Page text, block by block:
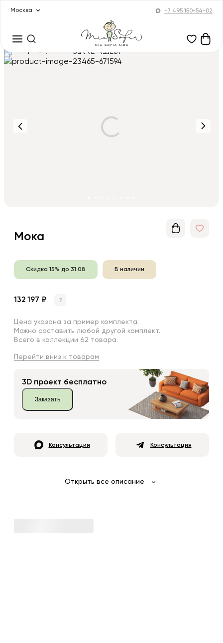
Москва +7 495 150-54-02
Мока
Скидка 15% до 31.08 В наличии
132 197 ₽ ?
Цена указана за пример комплекта.
Можно составить любой другой комплект.
Всего в коллекции 62 товара.
Перейти вниз к товарам
3D проект бесплатно
Заказать
Консультация Консультация
Открыть все описание